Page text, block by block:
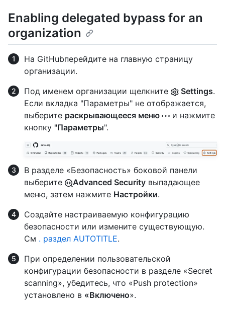
Enabling delegated bypass for an
organization
На GitHubперейдите на главную страницу
организации.
Под именем организации щелкните
Settings.
Если вкладка "Параметры" не отображается,
выберите раскрывающееся меню
и нажмите
кнопку "Параметры".
В разделе «Безопасность» боковой панели
выберите
Advanced Security выпадающее
меню, затем нажмите Настройки.
Создайте настраиваемую конфигурацию
безопасности или измените существующую.
См . раздел AUTOTITLE.
При определении пользовательской
конфигурации безопасности в разделе «Secret
scanning», убедитесь, что «Push protection»
установлено в «Включено».